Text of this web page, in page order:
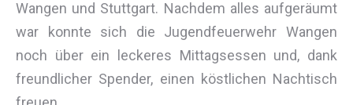
Wangen und Stuttgart. Nachdem alles aufgeräumt
war konnte sich die Jugendfeuerwehr Wangen
noch über ein leckeres Mittagsessen und, dank
freundlicher Spender, einen köstlichen Nachtisch